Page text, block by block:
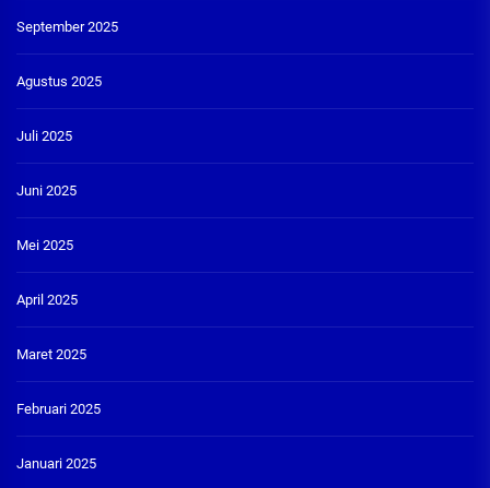
September 2025
Agustus 2025
Juli 2025
Juni 2025
Mei 2025
April 2025
Maret 2025
Februari 2025
Januari 2025